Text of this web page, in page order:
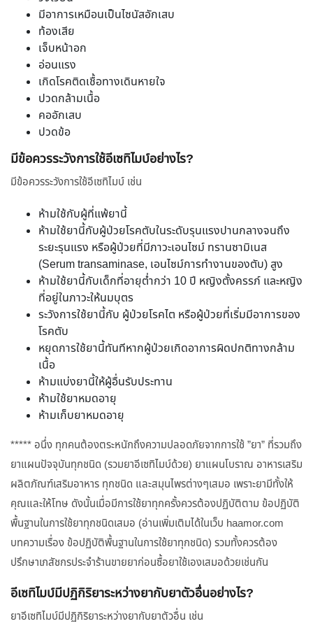
มีอาการเหมือนเป็นไซนัสอักเสบ
ท้องเสีย
เจ็บหน้าอก
อ่อนแรง
เกิดโรคติดเชื้อทางเดินหายใจ
ปวดกล้ามเนื้อ
คออักเสบ
ปวดข้อ
มีข้อควรระวังการใช้อีเซทิไมบ์อย่างไร?
มีข้อควรระวังการใช้อีเซทิไมบ์ เช่น
ห้ามใช้กับผู้ที่แพ้ยานี้
ห้ามใช้ยานี้กับผู้ป่วยโรคตับในระดับรุนแรงปานกลางจนถึง
ระยะรุนแรง หรือผู้ป่วยที่มีภาวะเอนไซม์ ทรานซามิเนส
(Serum transaminase, เอนไซม์การทำงานของตับ) สูง
ห้ามใช้ยานี้กับเด็กที่อายุต่ำกว่า 10 ปี หญิงตั้งครรภ์ และหญิง
ที่อยู่ในภาวะให้นมบุตร
ระวังการใช้ยานี้กับ ผู้ป่วยโรคไต หรือผู้ป่วยที่เริ่มมีอาการของ
โรคตับ
หยุดการใช้ยานี้ทันทีหากผู้ป่วยเกิดอาการผิดปกติทางกล้าม
เนื้อ
ห้ามแบ่งยานี้ให้ผู้อื่นรับประทาน
ห้ามใช้ยาหมดอายุ
ห้ามเก็บยาหมดอายุ
***** อนึ่ง ทุกคนต้องตระหนักถึงความปลอดภัยจากการใช้ ”ยา” ที่รวมถึง
ยาแผนปัจจุบันทุกชนิด (รวมยาอีเซทิไมบ์ด้วย) ยาแผนโบราณ อาหารเสริม
ผลิตภัณฑ์เสริมอาหาร ทุกชนิด และสมุนไพรต่างๆเสมอ เพราะยามีทั้งให้
คุณและให้โทษ ดังนั้นเมื่อมีการใช้ยาทุกครั้งควรต้องปฏิบัติตาม ข้อปฏิบัติ
พื้นฐานในการใช้ยาทุกชนิดเสมอ (อ่านเพิ่มเติมได้ในเว็บ haamor.com
บทความเรื่อง ข้อปฏิบัติพื้นฐานในการใช้ยาทุกชนิด) รวมทั้งควรต้อง
ปรึกษาเภสัชกรประจำร้านขายยาก่อนซื้อยาใช้เองเสมอด้วยเช่นกัน
อีเซทิไมบ์มีปฏิกิริยาระหว่างยากับยาตัวอื่นอย่างไร?
ยาอีเซทิไมบ์มีปฏิกิริยาระหว่างยากับยาตัวอื่น เช่น